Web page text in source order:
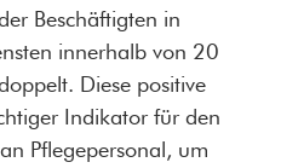
Beschäftigten in
innerhalb von 20
Diese positive
Indikator für den
Pflegepersonal, um